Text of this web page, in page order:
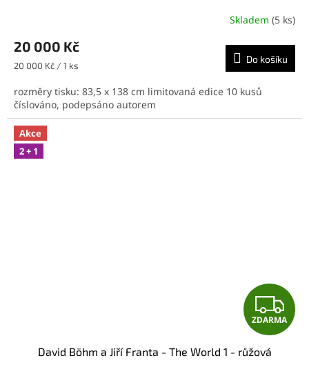
R
M
A
Skladem (5 ks)
20 000 Kč
Měrná
20 000 Kč / 1 ks
Do košíku
rozměry tisku: 83,5 x 138 cm limitovaná edice 10 kusů
číslováno, podepsáno autorem
Akce
2 + 1
Z
D
ZDARMA
David Böhm a Jiří Franta - The World 1 - růžová